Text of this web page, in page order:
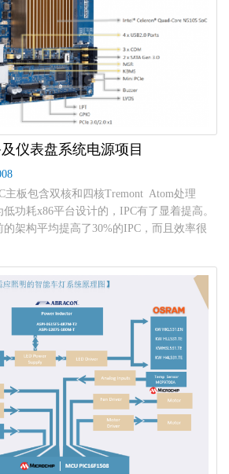
仪表盘系统电源项目
主板包含双核和四核Tremont Atom处理
功耗x86平台设计的，IPC有了显着提高。
的架构平均提高了30%的IPC，而且效率很